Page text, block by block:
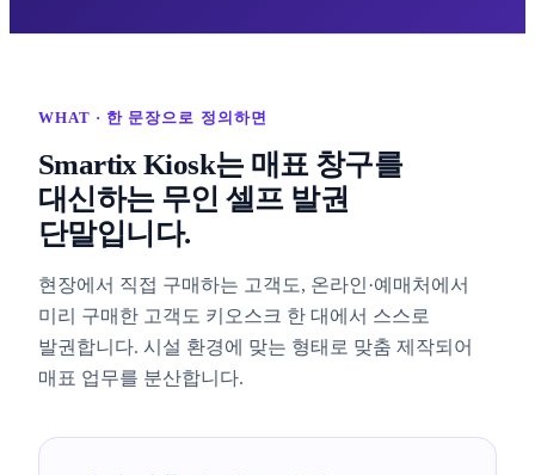
WHAT · 한 문장으로 정의하면
Smartix Kiosk는 매표 창구를
대신하는 무인 셀프 발권
단말입니다.
현장에서 직접 구매하는 고객도, 온라인·예매처에서
미리 구매한 고객도 키오스크 한 대에서 스스로
발권합니다. 시설 환경에 맞는 형태로 맞춤 제작되어
매표 업무를 분산합니다.